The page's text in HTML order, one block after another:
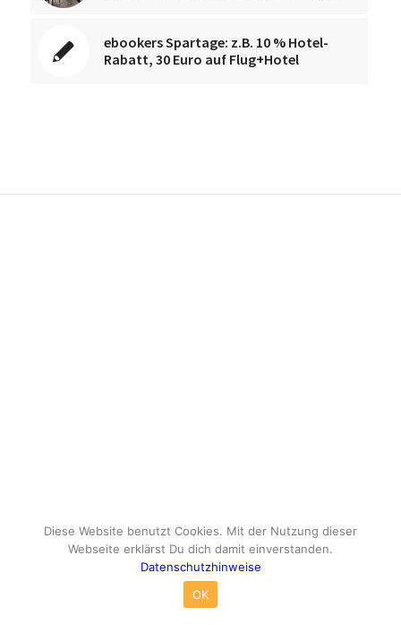
ebookers Spartage: z.B. 10 % Hotel-
Rabatt, 30 Euro auf Flug+Hotel
© Copyright - travelox.de - Sebastian Tuke
Datenschutzhinweise
Diese Website benutzt Cookies. Mit der Nutzung dieser
Webseite erklärst Du dich damit einverstanden.
Datenschutzhinweise
OK